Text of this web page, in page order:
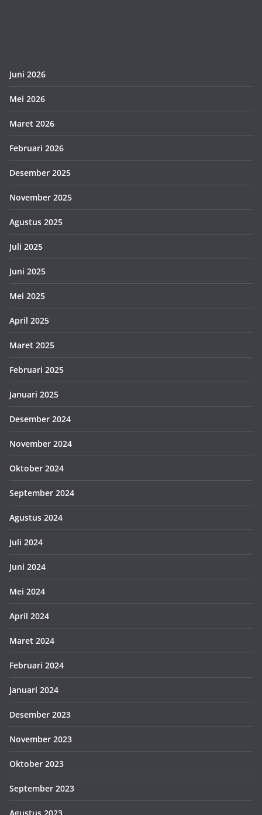
Juni 2026
Mei 2026
Maret 2026
Februari 2026
Desember 2025
November 2025
Agustus 2025
Juli 2025
Juni 2025
Mei 2025
April 2025
Maret 2025
Februari 2025
Januari 2025
Desember 2024
November 2024
Oktober 2024
September 2024
Agustus 2024
Juli 2024
Juni 2024
Mei 2024
April 2024
Maret 2024
Februari 2024
Januari 2024
Desember 2023
November 2023
Oktober 2023
September 2023
Agustus 2023